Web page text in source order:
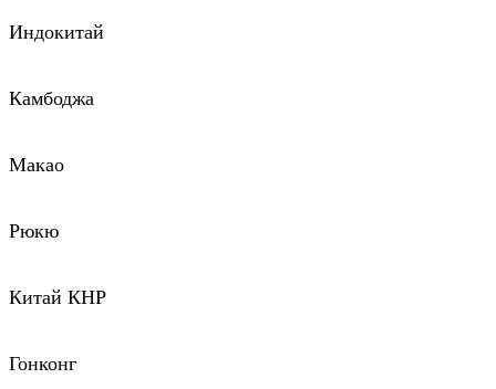
Индокитай
Камбоджа
Макао
Рюкю
Китай КНР
Гонконг